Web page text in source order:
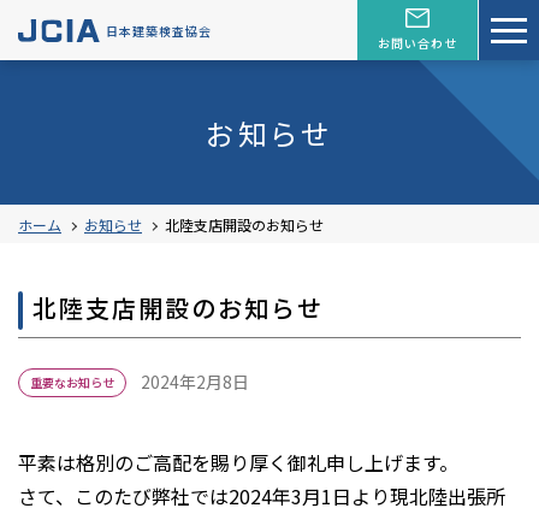
日本建築検査協会
お問い合わせ
お知らせ
ホーム お知らせ 北陸支店開設のお知らせ
北陸支店開設のお知らせ
重要なお知らせ 2024年2月8日
平素は格別のご高配を賜り厚く御礼申し上げます。
さて、このたび弊社では2024年3月1日より現北陸出張所